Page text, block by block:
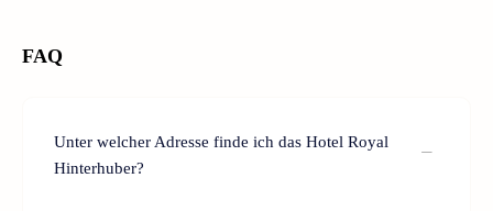
FAQ
Unter welcher Adresse finde ich das Hotel Royal
Hinterhuber?